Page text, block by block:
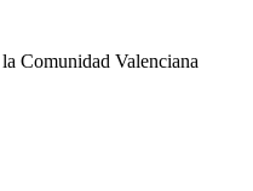
Comunidad Valenciana